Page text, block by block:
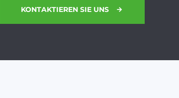
KONTAKTIEREN SIE UNS